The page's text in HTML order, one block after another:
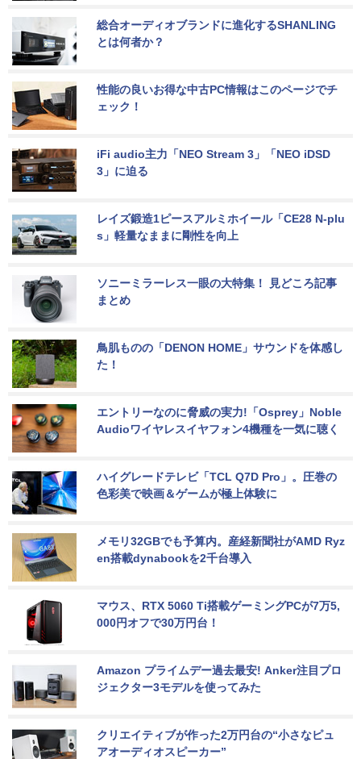
総合オーディオブランドに進化するSHANLING
とは何者か？
性能の良いお得な中古PC情報はこのページでチ
ェック！
iFi audio主力「NEO Stream 3」「NEO iDSD
3」に迫る
レイズ鍛造1ピースアルミホイール「CE28 N-plu
s」軽量なままに剛性を向上
ソニーミラーレス一眼の大特集！ 見どころ記事
まとめ
鳥肌ものの「DENON HOME」サウンドを体感し
た！
エントリーなのに脅威の実力!「Osprey」Noble
Audioワイヤレスイヤフォン4機種を一気に聴く
ハイグレードテレビ「TCL Q7D Pro」。圧巻の
色彩美で映画＆ゲームが極上体験に
メモリ32GBでも予算内。産経新聞社がAMD Ryz
en搭載dynabookを2千台導入
マウス、RTX 5060 Ti搭載ゲーミングPCが7万5,
000円オフで30万円台！
Amazon プライムデー過去最安! Anker注目プロ
ジェクター3モデルを使ってみた
クリエイティブが作った2万円台の“小さなピュ
アオーディオスピーカー”